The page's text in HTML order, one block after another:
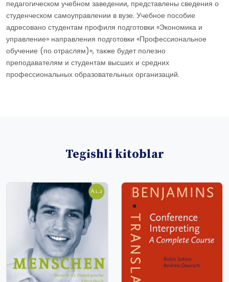
педагогическом учебном заведении, представлены сведения о
студенческом самоуправлении в вузе. Учебное пособие
адресовано студентам профиля подготовки «Экономика и
управление» направления подготовки «Профессиональное
обучение (по отраслям)», также будет полезно
преподавателям и студентам высших и средних
профессиональных образовательных организаций.
Tegishli kitoblar